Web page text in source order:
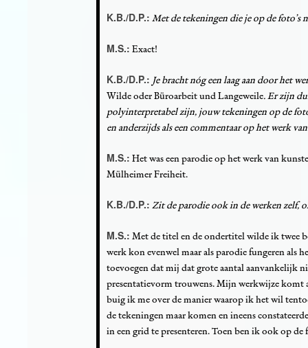
K.B./D.P.: Met de tekeningen die je op de foto’s
M.S.: Exact!
K.B./D.P.: Je bracht nóg een laag aan door het
Wilde oder Büroarbeit und Langeweile. Er zijn
polyinterpretabel zijn, jouw tekeningen op de
en anderzijds als een commentaar op het werk
M.S.: Het was een parodie op het werk van
Mülheimer Freiheit.
K.B./D.P.: Zit de parodie ook in de werken zelf,
M.S.: Met de titel en de ondertitel wilde ik twee
werk kon evenwel maar als parodie fungeren als
toevoegen dat mij dat grote aantal aanvankelijk
presentatievorm trouwens. Mijn werkwijze komt
buig ik me over de manier waarop ik het wil
de tekeningen maar komen en ineens
in een grid te presenteren. Toen ben ik ook op